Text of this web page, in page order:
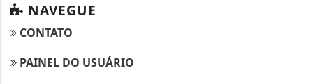
NAVEGUE
CONTATO
PAINEL DO USUÁRIO